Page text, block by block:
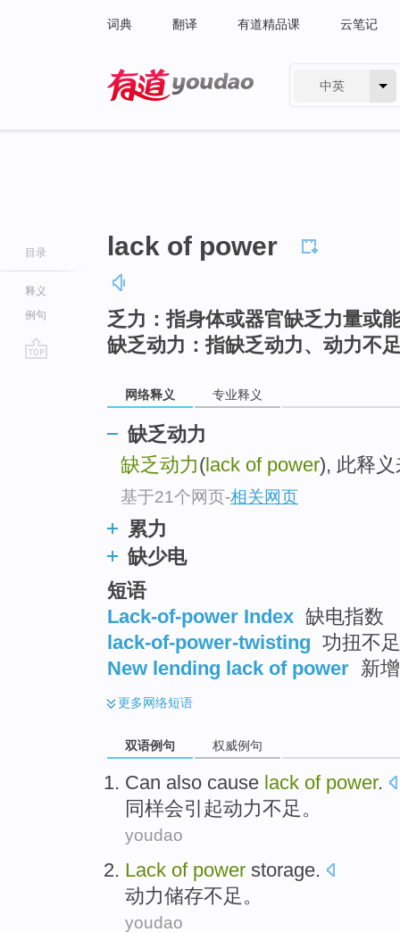
词典 翻译 有道精品课 云笔记
中英
目录
释义
例句
lack of power
乏力：指身体或器官缺乏力量或
缺乏动力：指缺乏动力、动力不
网络释义 专业释义
缺乏动力
缺乏动力( lack of power), 此释
基于21个网页-相关网页
累力
缺少电
短语
Lack-of-power Index 缺电指数
lack-of-power-twisting 功扭不足
New lending lack of power 新
更多网络短语
双语例句 权威例句
Can also cause lack of power.
同样会引起动力不足 。
youdao
Lack of power storage.
动力储存不足 。
youdao